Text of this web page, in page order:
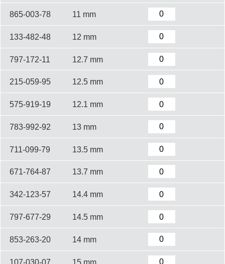
865-003-78 11 mm
133-482-48 12 mm
797-172-11 12.7 mm
215-059-95 12.5 mm
575-919-19 12.1 mm
783-992-92 13 mm
711-099-79 13.5 mm
671-764-87 13.7 mm
342-123-57 14.4 mm
797-677-29 14.5 mm
853-263-20 14 mm
107-030-07 15 mm